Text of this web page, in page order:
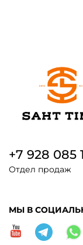
+7 928 085
Отдел продаж
МЫ В